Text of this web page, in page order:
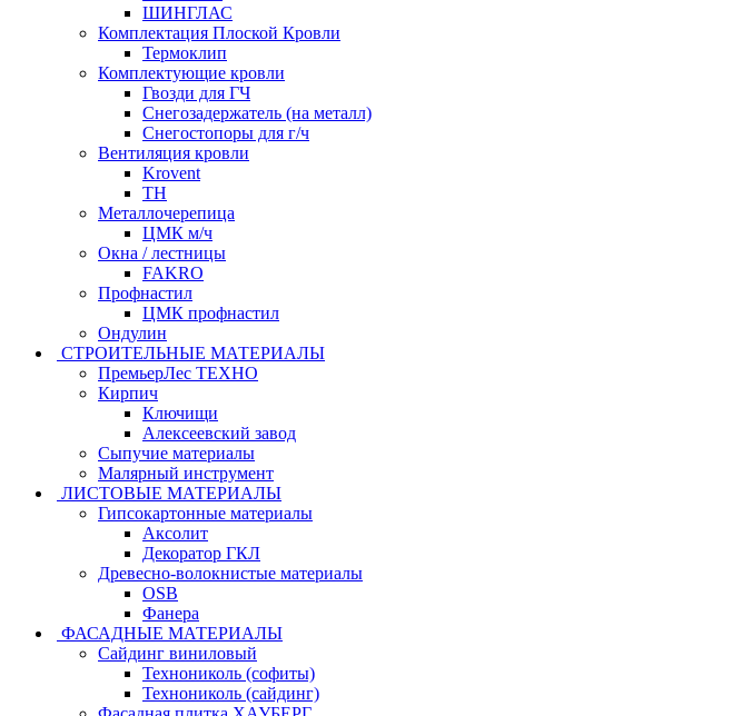
ШИНГЛАС
Комплектация Плоской Кровли
Термоклип
Комплектующие кровли
Гвозди для ГЧ
Снегозадержатель (на металл)
Снегостопоры для г/ч
Вентиляция кровли
Krovent
ТН
Металлочерепица
ЦМК м/ч
Окна / лестницы
FAKRO
Профнастил
ЦМК профнастил
Ондулин
СТРОИТЕЛЬНЫЕ МАТЕРИАЛЫ
ПремьерЛес ТЕХНО
Кирпич
Ключищи
Алексеевский завод
Сыпучие материалы
Малярный инструмент
ЛИСТОВЫЕ МАТЕРИАЛЫ
Гипсокартонные материалы
Аксолит
Декоратор ГКЛ
Древесно-волокнистые материалы
OSB
Фанера
ФАСАДНЫЕ МАТЕРИАЛЫ
Сайдинг виниловый
Технониколь (софиты)
Технониколь (сайдинг)